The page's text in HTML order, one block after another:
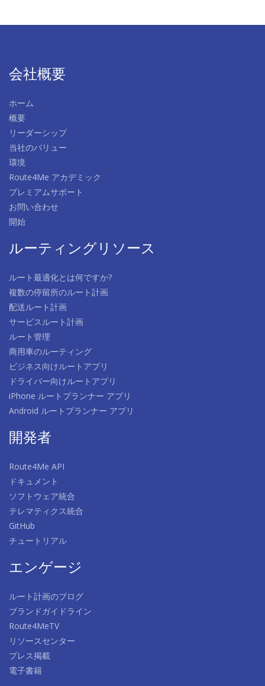
会社概要
ホーム
概要
リーダーシップ
当社のバリュー
環境
Route4Me アカデミック
プレミアムサポート
お問い合わせ
開始
ルーティングリソース
ルート最適化とは何ですか?
複数の停留所のルート計画
配送ルート計画
サービスルート計画
ルート管理
商用車のルーティング
ビジネス向けルートアプリ
ドライバー向けルートアプリ
iPhone ルートプランナー アプリ
Android ルートプランナー アプリ
開発者
Route4Me API
ドキュメント
ソフトウェア統合
テレマティクス統合
GitHub
チュートリアル
エンゲージ
ルート計画のブログ
ブランドガイドライン
Route4MeTV
リソースセンター
プレス掲載
電子書籍